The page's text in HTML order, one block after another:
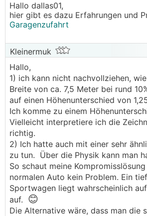
Hallo dallas01,
hier gibt es dazu Erfahrungen und
Garagenzufahrt
Kleinermuk
Hallo,
1) ich kann nicht nachvollziehen,
Breite von ca. 7,5 Meter bei rund
auf einen Höhenunterschied von
Ich komme zu einem
Vielleicht interpretiere ich die
richtig.
2) Ich hatte auch mit einer sehr
zu tun. Über die Physik kann man
So schaut meine
normalen Auto kein Problem. Ein
Sportwagen liegt wahrscheinlich
auf. 😊
Die Alternative wäre, dass man die